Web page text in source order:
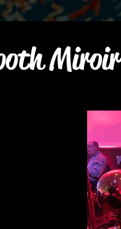
Miroir